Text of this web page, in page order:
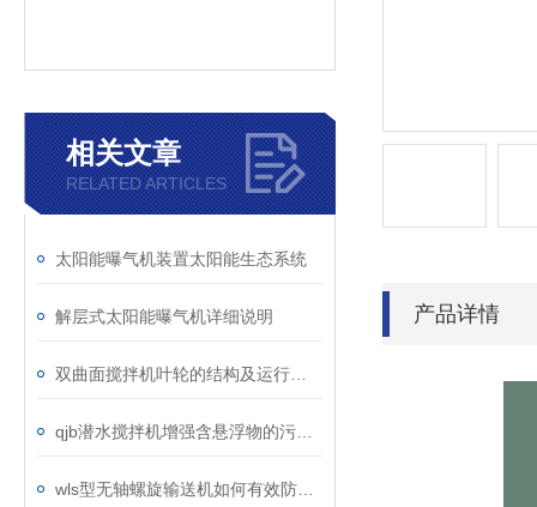
相关文章
RELATED ARTICLES
太阳能曝气机装置太阳能生态系统
解层式太阳能曝气机详细说明 产品详情